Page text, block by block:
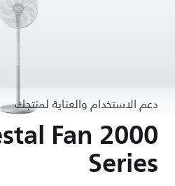
دعم الاستخدام والعناية لمنتجك
Fan 2000
Series